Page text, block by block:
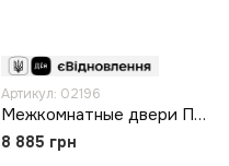
Артикул: 02196
Межкомнатные двери Папа Карло T-16
8 885 грн